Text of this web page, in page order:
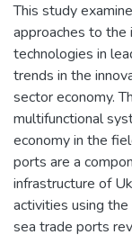
This study
approaches to the
technologies in
trends in the
sector economy.
multifunctional
economy in the
ports are a
infrastructure of
activities using
sea trade ports